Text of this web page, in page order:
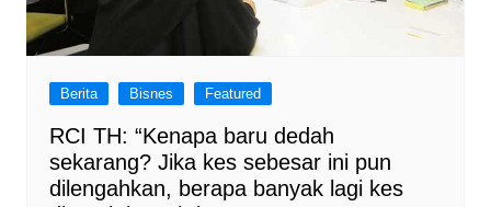
Berita Bisnes Featured
RCI TH: “Kenapa baru dedah
sekarang? Jika kes sebesar ini pun
dilengahkan, berapa banyak lagi kes